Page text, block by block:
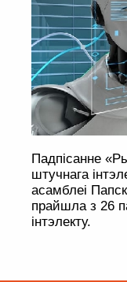
Падпісанне
штучнага
асамблеі
прайшла з 26
інтэлекту.